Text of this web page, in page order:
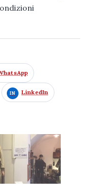
LinkedIn